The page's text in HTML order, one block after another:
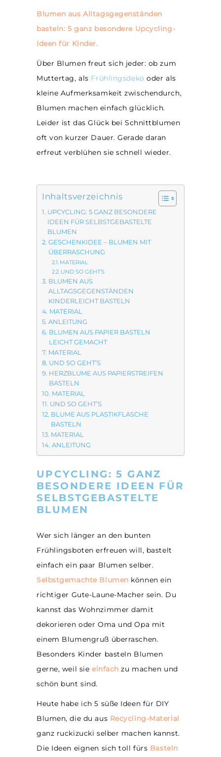
Blumen aus Alltagsgegenständen
basteln: 5 ganz besondere Upcycling-
Ideen für Kinder.
Über Blumen freut sich jeder: ob zum
Muttertag, als Frühlingsdeko oder als
kleine Aufmerksamkeit zwischendurch,
Blumen machen einfach glücklich.
Leider ist das Glück bei Schnittblumen
oft von kurzer Dauer. Gerade daran
erfreut verblühen sie schnell wieder.
Inhaltsverzeichnis
UPCYCLING: 5 GANZ BESONDERE
IDEEN FÜR SELBSTGEBASTELTE
BLUMEN
GESCHENKIDEE – BLUMEN MIT
ÜBERRASCHUNG
MATERIAL
UND SO GEHT’S
BLUMEN AUS
ALLTAGSGEGENSTÄNDEN
KINDERLEICHT BASTELN
MATERIAL
ANLEITUNG
BLUMEN AUS PAPIER BASTELN
LEICHT GEMACHT
MATERIAL
UND SO GEHT’S
HERZBLUME AUS PAPIERSTREIFEN
BASTELN
MATERIAL
UND SO GEHT’S
BLUME AUS PLASTIKFLASCHE
BASTELN
MATERIAL
ANLEITUNG
UPCYCLING: 5 GANZ
BESONDERE IDEEN FÜR
SELBSTGEBASTELTE
BLUMEN
Wer sich länger an den bunten
Frühlingsboten erfreuen will, bastelt
einfach ein paar Blumen selber.
Selbstgemachte Blumen können ein
richtiger Gute-Laune-Macher sein. Du
kannst das Wohnzimmer damit
dekorieren oder Oma und Opa mit
einem Blumengruß überraschen.
Besonders Kinder basteln Blumen
gerne, weil sie einfach zu machen und
schön bunt sind.
Heute habe ich 5 süße Ideen für DIY
Blumen, die du aus Recycling-Material
ganz ruckizucki selber machen kannst.
Die Ideen eignen sich toll fürs Basteln